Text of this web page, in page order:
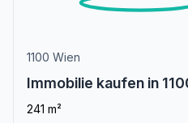
1100 Wien
Immobilie kaufen in
241 m²